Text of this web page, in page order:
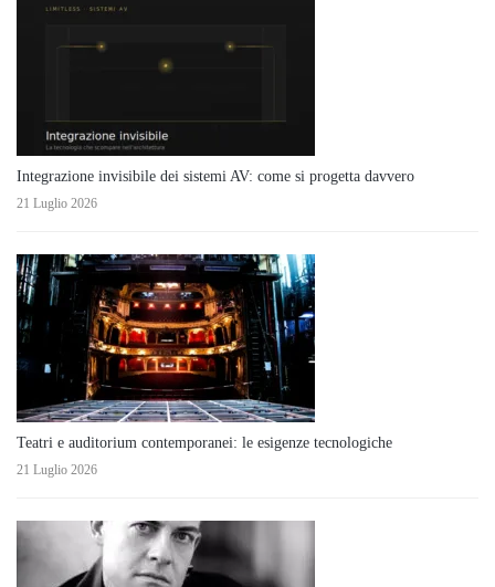
Integrazione invisibile dei sistemi AV: come si progetta davvero
21 Luglio 2026
Teatri e auditorium contemporanei: le esigenze tecnologiche
21 Luglio 2026